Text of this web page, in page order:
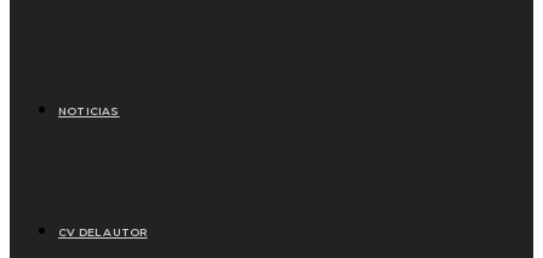
NOTICIAS
CV DEL AUTOR